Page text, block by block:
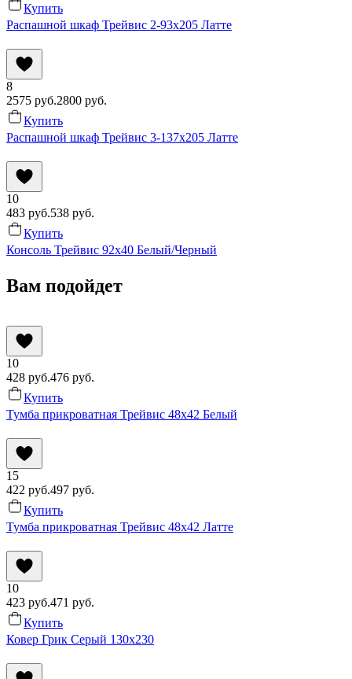
Купить
Распашной шкаф Трейвис 2-93x205 Латте
8
2575 руб.2800 руб.
Купить
Распашной шкаф Трейвис 3-137x205 Латте
10
483 руб.538 руб.
Купить
Консоль Трейвис 92x40 Белый/Черный
Вам подойдет
10
428 руб.476 руб.
Купить
Тумба прикроватная Трейвис 48x42 Белый
15
422 руб.497 руб.
Купить
Тумба прикроватная Трейвис 48x42 Латте
10
423 руб.471 руб.
Купить
Ковер Грик Серый 130x230